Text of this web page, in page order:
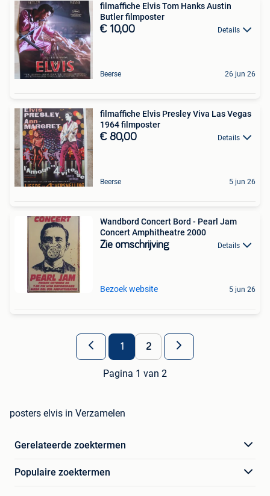
filmaffiche Elvis Tom Hanks Austin
Butler filmposter
€ 10,00 Details
Beerse 26 jun 26
filmaffiche Elvis Presley Viva Las Vegas
1964 filmposter
€ 80,00 Details
Beerse 5 jun 26
Wandbord Concert Bord - Pearl Jam
Concert Amphitheatre 2000
Zie omschrijving Details
Bezoek website 5 jun 26
1 2
Pagina 1 van 2
posters elvis in Verzamelen
Gerelateerde zoektermen
Populaire zoektermen